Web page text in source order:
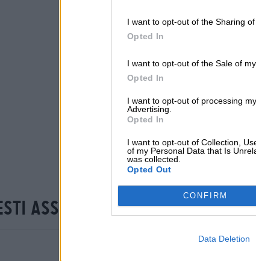
I want to opt-out of the Sharing
Opted In
I want to opt-out of the Sale of
Opted In
I want to opt-out of processing
Advertising.
Opted In
I want to opt-out of Collection,
of my Personal Data that Is
was collected.
Opted Out
CONFIRM
Data Deletion
Questo
CONSULENZA
assaggiare anche quello